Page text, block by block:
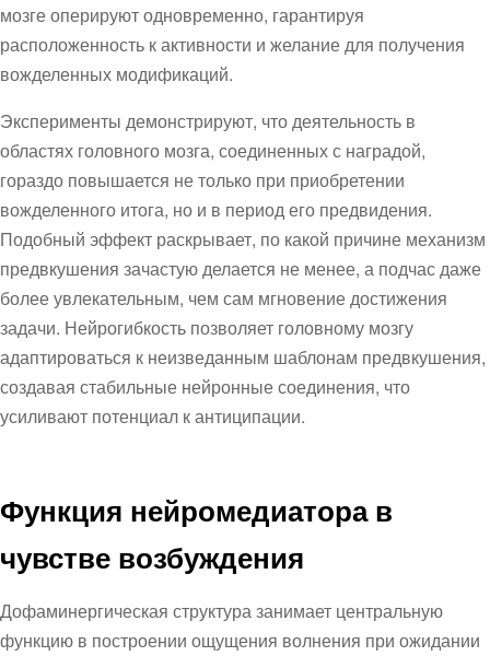
мозге оперируют одновременно, гарантируя
расположенность к активности и желание для получения
вожделенных модификаций.
Эксперименты демонстрируют, что деятельность в
областях головного мозга, соединенных с наградой,
гораздо повышается не только при приобретении
вожделенного итога, но и в период его предвидения.
Подобный эффект раскрывает, по какой причине механизм
предвкушения зачастую делается не менее, а подчас даже
более увлекательным, чем сам мгновение достижения
задачи. Нейрогибкость позволяет головному мозгу
адаптироваться к неизведанным шаблонам предвкушения,
создавая стабильные нейронные соединения, что
усиливают потенциал к антиципации.
Функция нейромедиатора в
чувстве возбуждения
Дофаминергическая структура занимает центральную
функцию в построении ощущения волнения при ожидании